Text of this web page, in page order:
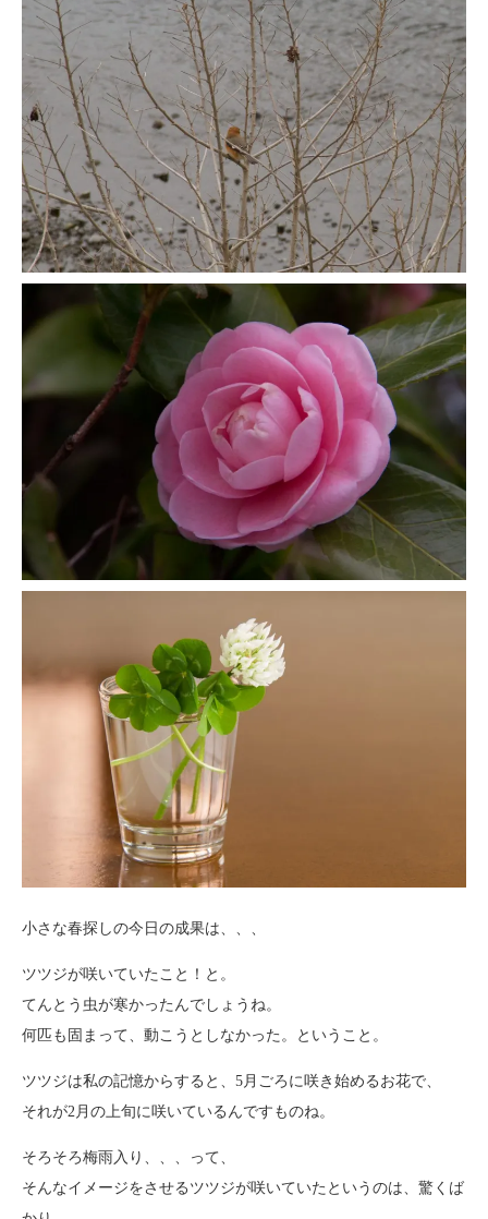
小さな春探しの今日の成果は、、、
ツツジが咲いていたこと！と。
てんとう虫が寒かったんでしょうね。
何匹も固まって、動こうとしなかった。ということ。
ツツジは私の記憶からすると、5月ごろに咲き始めるお花で、
それが2月の上旬に咲いているんですものね。
そろそろ梅雨入り、、、って、
そんなイメージをさせるツツジが咲いていたというのは、驚くば